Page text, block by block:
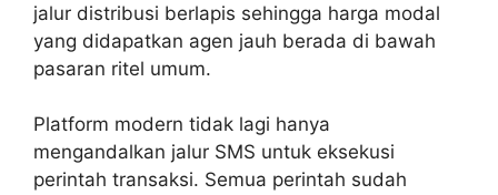
jalur distribusi berlapis sehingga harga modal
yang didapatkan agen jauh berada di bawah
pasaran ritel umum.
Platform modern tidak lagi hanya
mengandalkan jalur SMS untuk eksekusi
perintah transaksi. Semua perintah sudah